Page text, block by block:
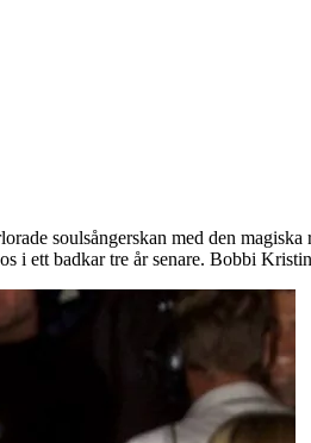
soulsångerskan med den
i ett badkar tre år senare. Bobbi